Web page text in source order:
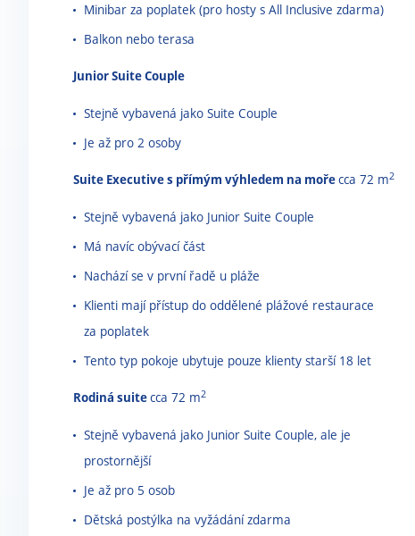
Minibar za poplatek (pro hosty s All Inclusive zdarma)
Balkon nebo terasa
Junior Suite Couple
Stejně vybavená jako Suite Couple
Je až pro 2 osoby
Suite Executive s přímým výhledem na mořecca 72 m2
Stejně vybavená jako Junior Suite Couple
Má navíc obývací část
Nachází se v první řadě u pláže
Klienti mají přístup do oddělené plážové restaurace
za poplatek
Tento typ pokoje ubytuje pouze klienty starší 18 let
Rodiná suitecca 72 m2
Stejně vybavená jako Junior Suite Couple, ale je
prostornější
Je až pro 5 osob
Dětská postýlka na vyžádání zdarma